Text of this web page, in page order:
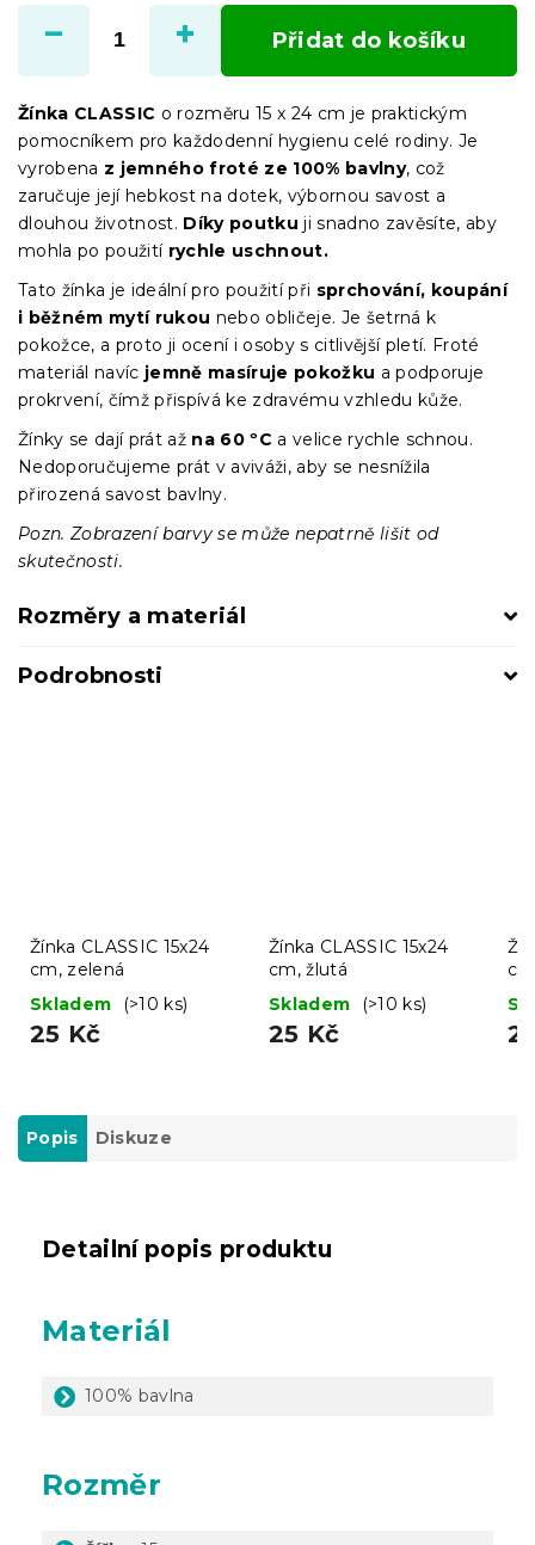
cena:
Přidat do košíku
Žínka CLASSIC o rozměru 15 x 24 cm je praktickým
pomocníkem pro každodenní hygienu celé rodiny. Je
vyrobena z jemného froté ze 100% bavlny, což
zaručuje její hebkost na dotek, výbornou savost a
dlouhou životnost. Díky poutku ji snadno zavěsíte, aby
mohla po použití rychle uschnout.
Tato žínka je ideální pro použití při sprchování, koupání
i běžném mytí rukou nebo obličeje. Je šetrná k
pokožce, a proto ji ocení i osoby s citlivější pletí. Froté
materiál navíc jemně masíruje pokožku a podporuje
prokrvení, čímž přispívá ke zdravému vzhledu kůže.
Žínky se dají prát až na 60 ºC a velice rychle schnou.
Nedoporučujeme prát v aviváži, aby se nesnížila
přirozená savost bavlny.
Pozn. Zobrazení barvy se může nepatrně lišit od
skutečnosti.
Rozměry a materiál
Podrobnosti
Žínka CLASSIC 15x24
cm, zelená
Skladem
(>10 ks)
25 Kč
Žínka CLASSIC 15x24
cm, žlutá
Skladem
(>10 ks)
25 Kč
Popis Diskuze
Detailní popis produktu
Materiál
100% bavlna
Rozměr